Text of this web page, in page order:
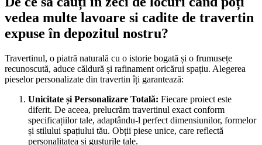
vedea multe lavoare si cadite de travertin
expuse în depozitul nostru?
Travertinul, o piatră naturală cu o istorie bogată și o frumusețe
recunoscută, aduce căldură și rafinament oricărui spațiu. Alegerea
pieselor personalizate din travertin îți garantează:
Unicitate și Personalizare Totală: Fiecare proiect este
diferit. De aceea, prelucrăm travertinul exact conform
specificațiilor tale, adaptându-l perfect dimensiunilor, formelor
și stilului spațiului tău. Obții piese unice, care reflectă
personalitatea și gusturile tale.